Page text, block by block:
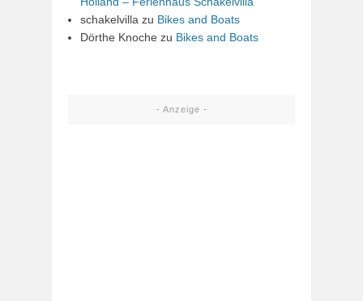
schakelvilla zu Bikes and Boats
Dörthe Knoche zu Bikes and Boats
- Anzeige -